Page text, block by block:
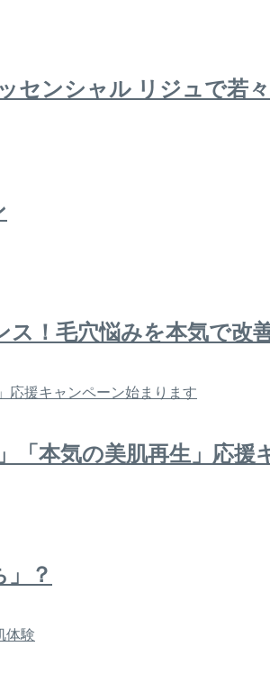
センシャル リジュで若
！毛穴悩みを本気で改
「本気の美肌再生」応
？